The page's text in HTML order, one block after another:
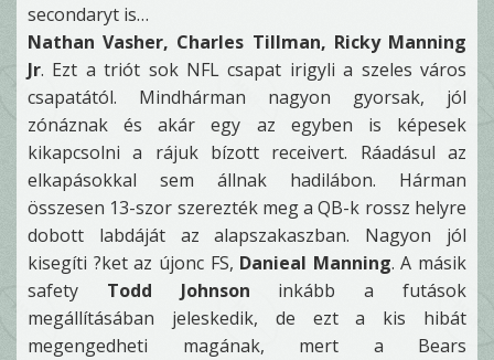
secondaryt is…
Nathan Vasher, Charles Tillman, Ricky Manning
Jr. Ezt a triót sok NFL csapat irigyli a szeles város
csapatától. Mindhárman nagyon gyorsak, jól
zónáznak és akár egy az egyben is képesek
kikapcsolni a rájuk bízott receivert. Ráadásul az
elkapásokkal sem állnak hadilábon. Hárman
összesen 13-szor szerezték meg a QB-k rossz helyre
dobott labdáját az alapszakaszban. Nagyon jól
kisegíti ?ket az újonc FS, Danieal Manning. A másik
safety Todd Johnson inkább a futások
megállításában jeleskedik, de ezt a kis hibát
megengedheti magának, mert a Bears